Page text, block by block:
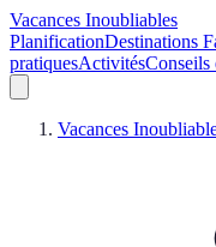
Vacances Inoubliables
PlanificationDestinations
pratiquesActivitésConseils
Vacances